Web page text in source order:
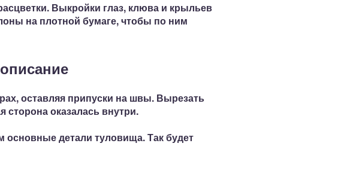
Выкройки глаз, клюва и крыльев
на плотной бумаге,чтобы по ним
оставляя припуски на швы. Вырезать
оказалась внутри.
основные детали туловища. Так будет